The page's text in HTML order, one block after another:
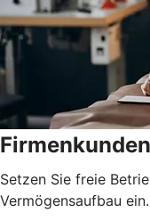
Setzen Sie freie
Vermögensaufbau ein.